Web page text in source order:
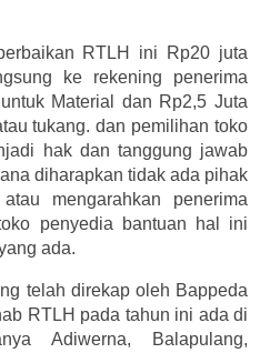
RTLH ini Rp20 juta
ke rekening penerima
Material dan Rp2,5 Juta
tukang. dan pemilihan toko
hak dan tanggung jawab
diharapkan tidak ada pihak
mengarahkan penerima
penyedia bantuan hal ini
ada.
telah direkap oleh Bappeda
RTLH pada tahun ini ada di
Adiwerna, Balapulang,